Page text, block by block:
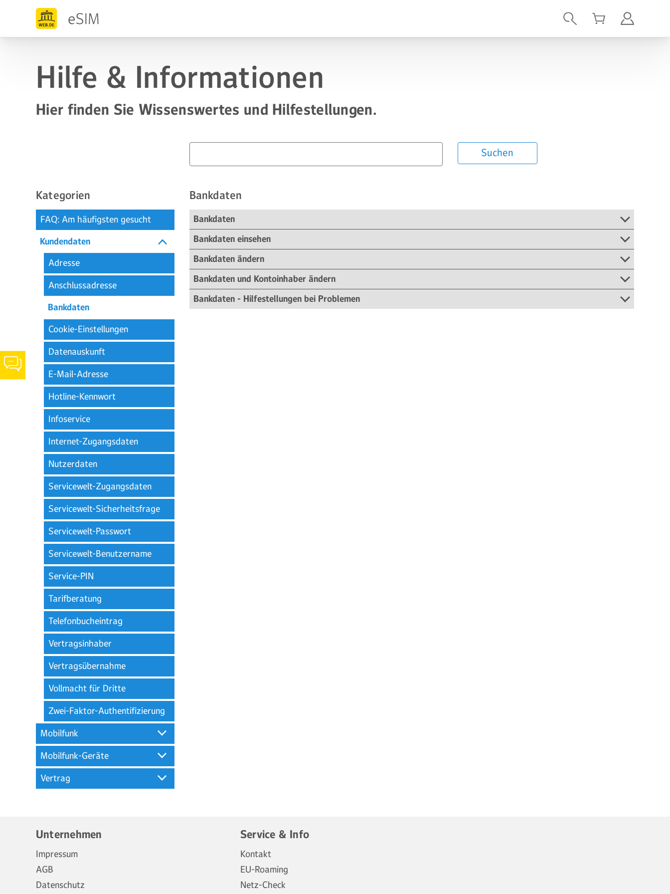
Hilfe & Informationen
Hier finden Sie Wissenswertes und Hilfestellungen.
Suchen
Kategorien
FAQ: Am häufigsten gesucht
Kundendaten
Adresse
Anschlussadresse
Bankdaten
Cookie-Einstellungen
Datenauskunft
E-Mail-Adresse
Hotline-Kennwort
Infoservice
Internet-Zugangsdaten
Nutzerdaten
Servicewelt-Zugangsdaten
Servicewelt-Sicherheitsfrage
Servicewelt-Passwort
Servicewelt-Benutzername
Service-PIN
Tarifberatung
Telefonbucheintrag
Vertragsinhaber
Vertragsübernahme
Vollmacht für Dritte
Zwei-Faktor-Authentifizierung
Mobilfunk
Mobilfunk-Geräte
Vertrag
Bankdaten
Bankdaten
Bankdaten einsehen
Bankdaten ändern
Bankdaten und Kontoinhaber ändern
Bankdaten - Hilfestellungen bei Problemen
Unternehmen
Impressum
AGB
Datenschutz
Service & Info
Kontakt
EU-Roaming
Netz-Check
Chat-
Informationen
werden